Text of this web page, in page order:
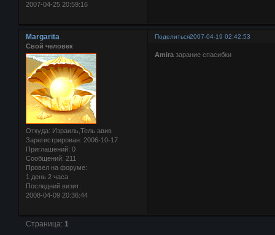
2007-04-25 20:59:16
Поделиться2007-04-19 02:42:53
Margarita
Свой человек
Откуда: Израиль,Тель авив
Зарегистрирован: 2006-10-17
Приглашений: 0
Сообщений: 211
Провел на форуме:
1 день 2 часа
Последний визит:
2008-04-09 20:36:44
Amira зарание спасибки
Страница: 1